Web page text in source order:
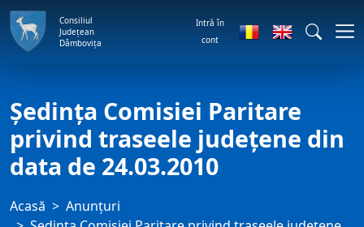
Consiliul
Județean
Dâmbovița
Intră în
cont
Şedinţa Comisiei Paritare
privind traseele judeţene din
data de 24.03.2010
Acasă
Anunţuri